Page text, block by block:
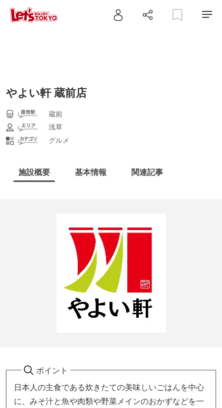
やよい軒 蔵前店
蔵前
浅草
グルメ
施設概要 基本情報 関連記事
ポイント
日本人の主食である炊きたての美味しいごはんを中心
に、みそ汁と魚や肉類や野菜メインのおかずなどを一